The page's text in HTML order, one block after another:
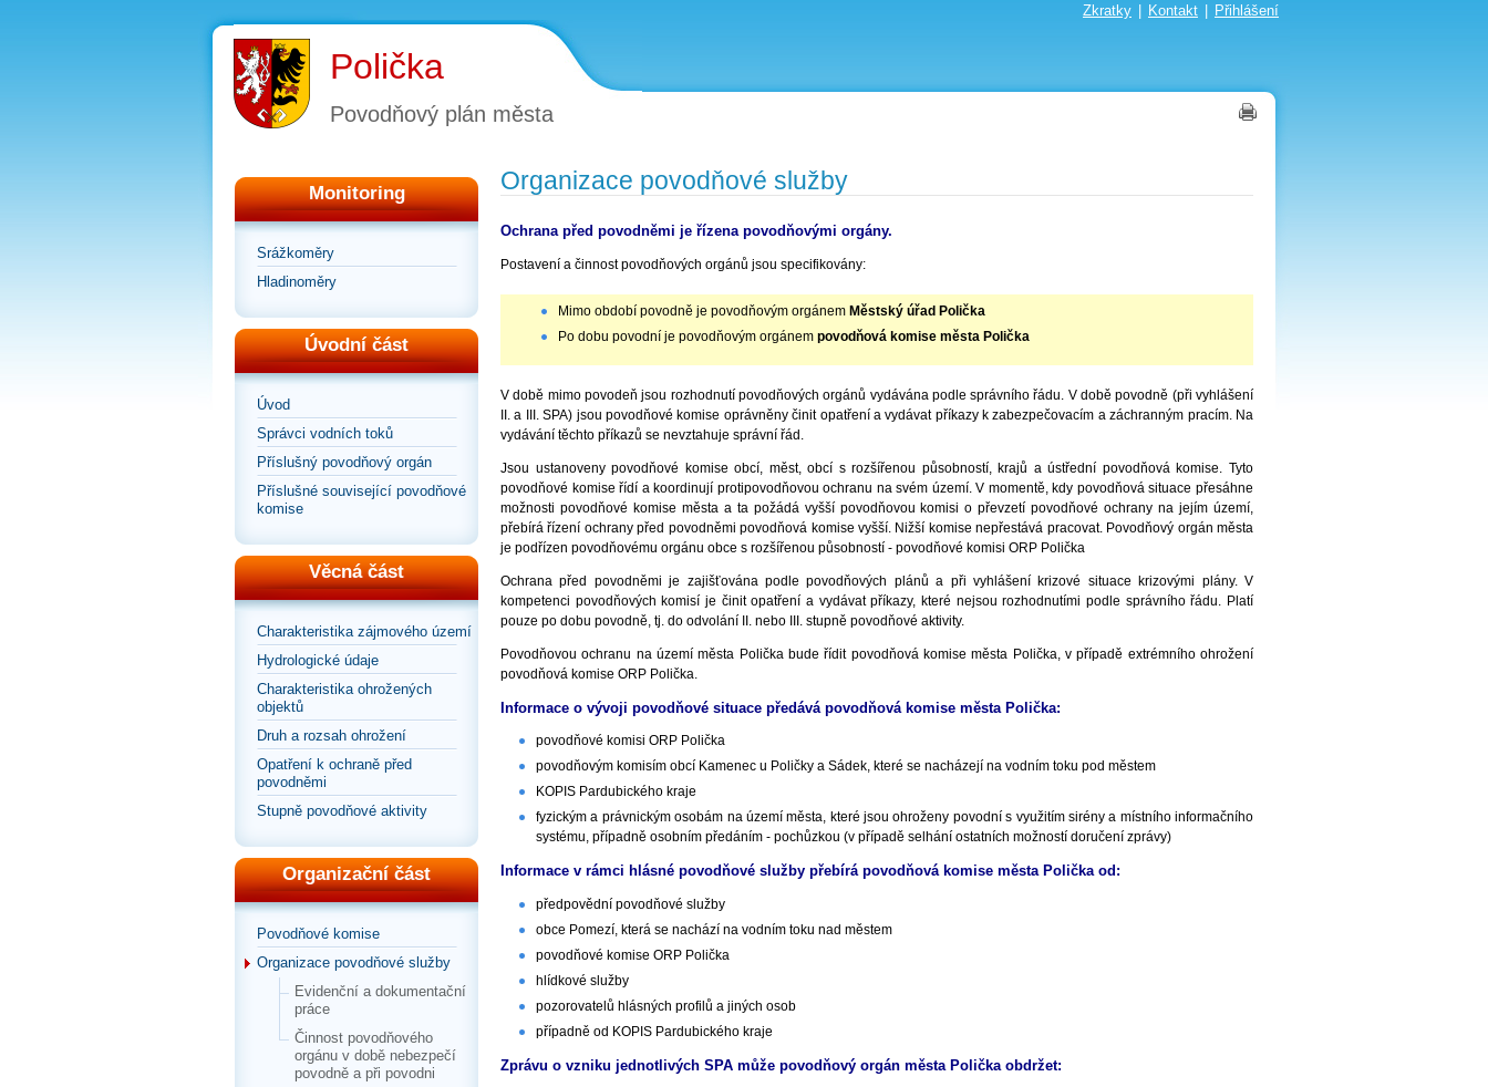
Zkratky Kontakt Přihlášení
Polička
Povodňový plán města
Monitoring
Srážkoměry
Hladinoměry
Úvodní část
Úvod
Správci vodních toků
Příslušný povodňový orgán
Příslušné související povodňové
komise
Věcná část
Charakteristika zájmového území
Hydrologické údaje
Charakteristika ohrožených
objektů
Druh a rozsah ohrožení
Opatření k ochraně před
povodněmi
Stupně povodňové aktivity
Organizační část
Povodňové komise
Organizace povodňové služby
Evidenční a dokumentační
práce
Činnost povodňového
orgánu v době nebezpečí
povodně a při povodni
Organizace povodňové služby
Ochrana před povodněmi je řízena povodňovými orgány.
Postavení a činnost povodňových orgánů jsou specifikovány:
Mimo období povodně je povodňovým orgánem Městský úřad Polička
Po dobu povodní je povodňovým orgánem povodňová komise města Polička
V době mimo povodeň jsou rozhodnutí povodňových orgánů vydávána podle správního řádu. V době povodně (při vyhlášení
II. a III. SPA) jsou povodňové komise oprávněny činit opatření a vydávat příkazy k zabezpečovacím a záchranným pracím. Na
vydávání těchto příkazů se nevztahuje správní řád.
Jsou ustanoveny povodňové komise obcí, měst, obcí s rozšířenou působností, krajů a ústřední povodňová komise. Tyto
povodňové komise řídí a koordinují protipovodňovou ochranu na svém území. V momentě, kdy povodňová situace přesáhne
možnosti povodňové komise města a ta požádá vyšší povodňovou komisi o převzetí povodňové ochrany na jejím území,
přebírá řízení ochrany před povodněmi povodňová komise vyšší. Nižší komise nepřestává pracovat. Povodňový orgán města
je podřízen povodňovému orgánu obce s rozšířenou působností - povodňové komisi ORP Polička
Ochrana před povodněmi je zajišťována podle povodňových plánů a při vyhlášení krizové situace krizovými plány. V
kompetenci povodňových komisí je činit opatření a vydávat příkazy, které nejsou rozhodnutími podle správního řádu. Platí
pouze po dobu povodně, tj. do odvolání II. nebo III. stupně povodňové aktivity.
Povodňovou ochranu na území města Polička bude řídit povodňová komise města Polička, v případě extrémního ohrožení
povodňová komise ORP Polička.
Informace o vývoji povodňové situace předává povodňová komise města Polička:
povodňové komisi ORP Polička
povodňovým komisím obcí Kamenec u Poličky a Sádek, které se nacházejí na vodním toku pod městem
KOPIS Pardubického kraje
fyzickým a právnickým osobám na území města, které jsou ohroženy povodní s využitím sirény a místního informačního
systému, případně osobním předáním - pochůzkou (v případě selhání ostatních možností doručení zprávy)
Informace v rámci hlásné povodňové služby přebírá povodňová komise města Polička od:
předpovědní povodňové služby
obce Pomezí, která se nachází na vodním toku nad městem
povodňové komise ORP Polička
hlídkové služby
pozorovatelů hlásných profilů a jiných osob
případně od KOPIS Pardubického kraje
Zprávu o vzniku jednotlivých SPA může povodňový orgán města Polička obdržet: